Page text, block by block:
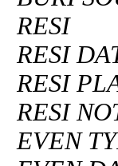
RESI
RESI
RESI
RESI
EVEN